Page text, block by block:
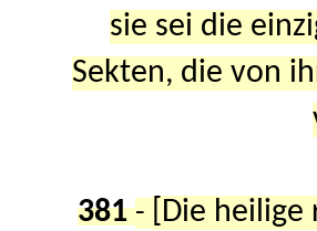
sie sei die
Sekten, die von
381 -
[Die